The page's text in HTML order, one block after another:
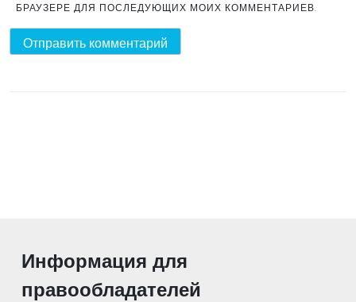
БРАУЗЕРЕ ДЛЯ ПОСЛЕДУЮЩИХ МОИХ КОММЕНТАРИЕВ.
Информация для
правообладателей